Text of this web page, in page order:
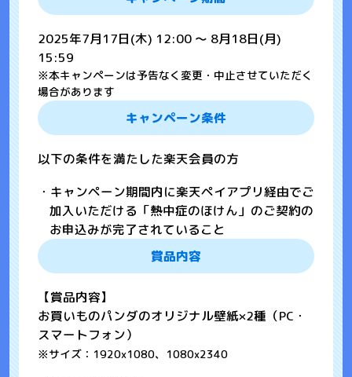
2025年7月17日(木) 12:00 ～ 8月18日(月)
15:59
※本キャンペーンは予告なく変更・中止させていただく
場合があります
キャンペーン条件
以下の条件を満たした楽天会員の方
・キャンペーン期間内に楽天ペイアプリ経由でご
加入いただける「熱中症のほけん」のご契約の
お申込みが完了されていること
賞品内容
【賞品内容】
お買いものパンダのオリジナル壁紙×2種（PC・
スマートフォン）
※サイズ：1920x1080、1080x2340